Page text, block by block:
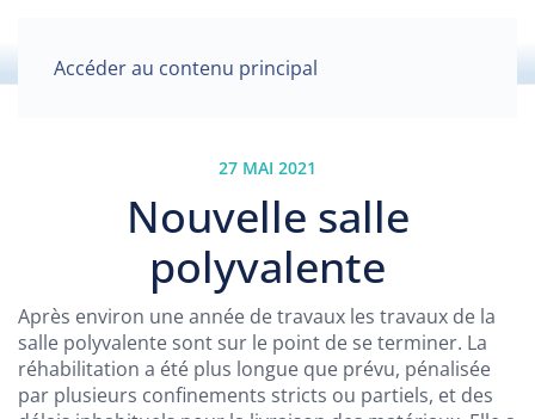
Accéder au contenu principal
27 MAI 2021
Nouvelle salle
polyvalente
Après environ une année de travaux les travaux de la
salle polyvalente sont sur le point de se terminer. La
réhabilitation a été plus longue que prévu, pénalisée
par plusieurs confinements stricts ou partiels, et des